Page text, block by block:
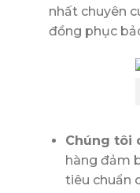
nhất chuyên
đồng phục
Chúng tôi
hàng đảm
tiêu chuẩn